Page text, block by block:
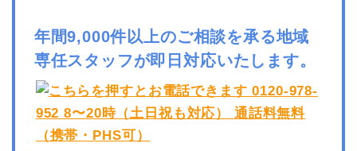
年間9,000件以上のご相談を承る地域
専任スタッフが即日対応いたします。